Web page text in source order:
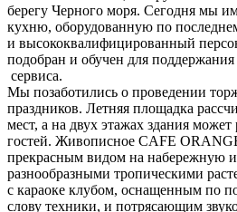
берегу Черного моря. Сегодня мы
кухню, оборудованную по
и высококвалифицированный
подобран и обучен для
сервиса.
Мы позаботились о проведении
праздников. Летняя площадка
мест, а на двух этажах здания может
гостей. Живописное CAFE
прекрасным видом на набережную
разнообразными тропическими
с караоке клубом, оснащенным по
слову техники, и потрясающим